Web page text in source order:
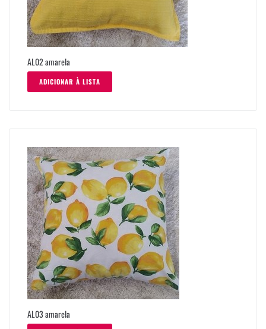
AL02 amarela
ADICIONAR À LISTA
AL03 amarela